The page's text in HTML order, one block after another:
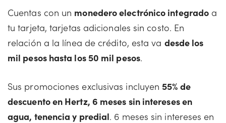
Cuentas con un monedero electrónico integrado a
tu tarjeta, tarjetas adicionales sin costo. En
relación a la línea de crédito, esta va desde los
mil pesos hasta los 50 mil pesos.
Sus promociones exclusivas incluyen55% de
descuento en Hertz, 6 meses sin intereses en
agua, tenencia y predial. 6 meses sin intereses en